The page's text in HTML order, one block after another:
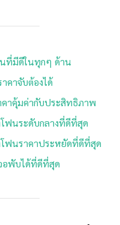
ที่มีดีในทุกๆ ด้าน
คาจับต้องได้
าคุ้มค่ากับประสิทธิภาพ
โฟนระดับกลางที่ดีที่สุด
โฟนราคาประหยัดที่ดีที่สุด
อพับได้ที่ดีที่สุด